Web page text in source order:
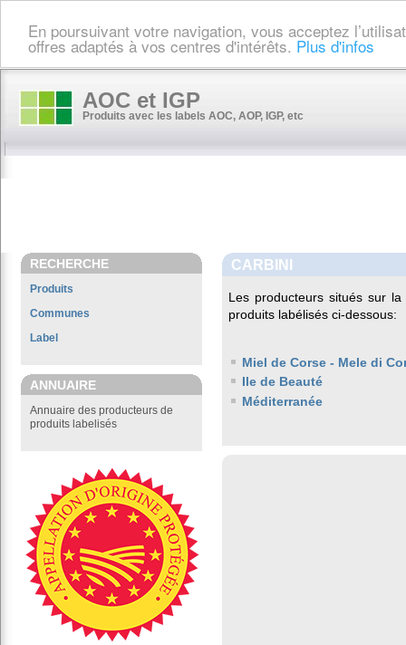
En poursuivant votre navigation, vous acceptez
offres adaptés à vos centres d'intérêts. Plus d'infos
AOC et IGP
Produits avec les labels AOC, AOP, IGP, etc
RECHERCHE
Produits
Communes
Label
ANNUAIRE
Annuaire des producteurs de
produits labelisés
CARBINI
Les producteurs situés sur
produits labélisés ci-dessous:
Miel de Corse - Mele di
Ile de Beauté
Méditerranée